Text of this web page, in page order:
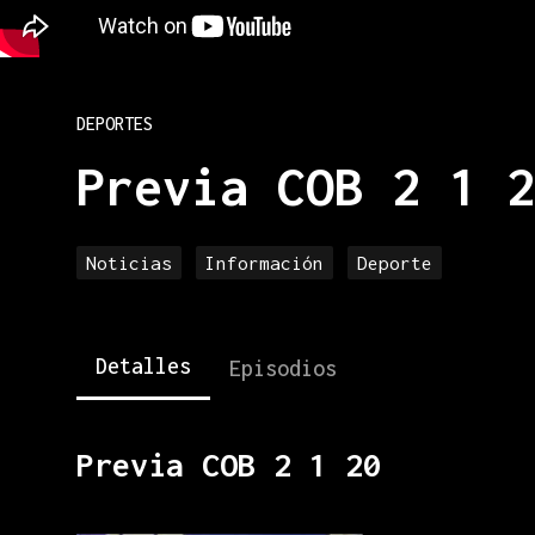
DEPORTES
Previa COB 2 1
Noticias Información Deporte
Detalles Episodios
Previa COB 2 1 20